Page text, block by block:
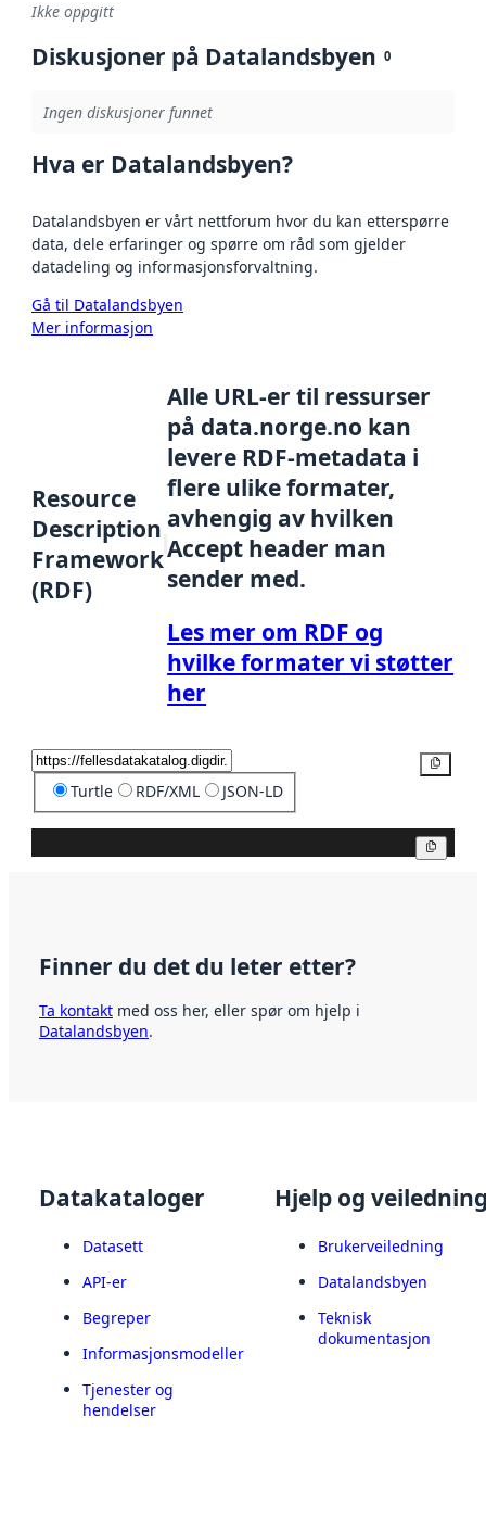
Ikke oppgitt
Diskusjoner på Datalandsbyen 0
Ingen diskusjoner funnet
Hva er Datalandsbyen?
Datalandsbyen er vårt nettforum hvor du kan etterspørre
data, dele erfaringer og spørre om råd som gjelder
datadeling og informasjonsforvaltning.
Gå til Datalandsbyen
Mer informasjon
Resource
Description
Framework
(RDF)
Alle URL-er til ressurser
på data.norge.no kan
levere RDF-metadata i
flere ulike formater,
avhengig av hvilken
Accept header man
sender med.
Les mer om RDF og
hvilke formater vi støtter
her
Turtle RDF/XML JSON-LD
Finner du det du leter etter?
Ta kontakt med oss her, eller spør om hjelp i
Datalandsbyen.
Datakataloger
Datasett
API-er
Begreper
Informasjonsmodeller
Tjenester og
hendelser
Hjelp og
Brukerveiledning
Datalandsbyen
Teknisk
dokumentasjon